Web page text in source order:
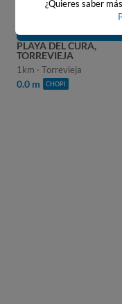
PLAYA DEL CURA,
TORREVIEJA
1km · Torrevieja
0.0 m CHOPI
¿Quieres saber